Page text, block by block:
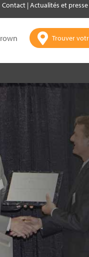
Contact |Actualités et presse
Trouver